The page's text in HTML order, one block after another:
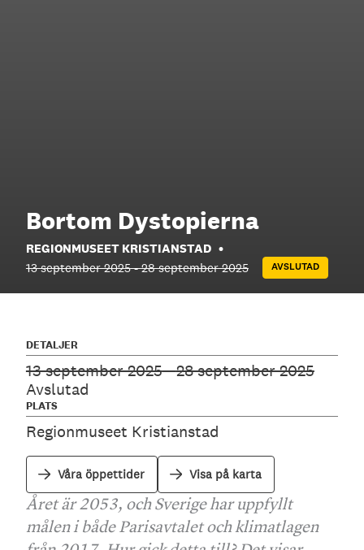
Bortom Dystopierna
REGIONMUSEET KRISTIANSTAD
13 september 2025-28 september 2025 AVSLUTAD
Året är 2053, och Sverige har uppfyllt
målen i både Parisavtalet och klimatlagen
DETALJER
13 september 2025-28 september 2025
Avslutad
PLATS
Regionmuseet Kristianstad
Våra öppettider Visa på karta